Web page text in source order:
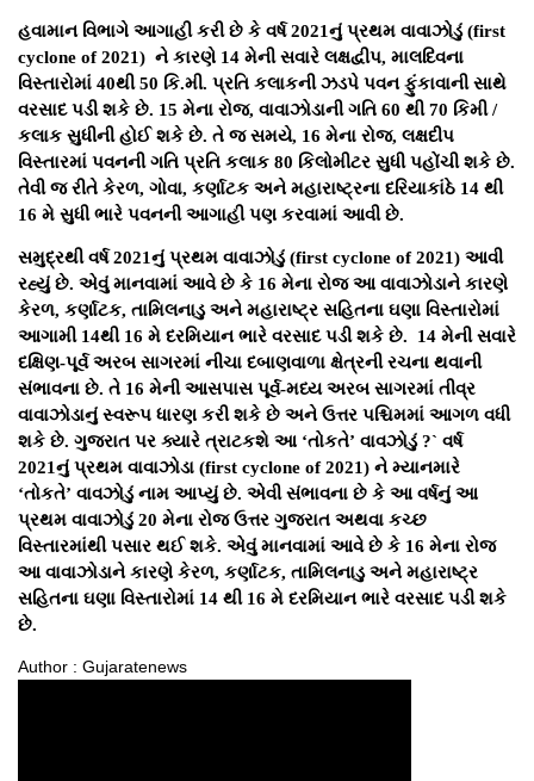
હવામાન વિભાગે આગાહી કરી છે કે વર્ષ 2021નું પ્રથમ વાવાઝોડું (first
cyclone of 2021) ને કારણે 14 મેની સવારે લક્ષદ્વીપ, માલદિવના
વિસ્તારોમાં 40થી 50 કિ.મી. પ્રતિ કલાકની ઝડપે પવન ફુંકાવાની સાથે
વરસાદ પડી શકે છે. 15 મેના રોજ, વાવાઝોડાની ગતિ 60 થી 70 કિમી /
કલાક સુધીની હોઈ શકે છે. તે જ સમયે, 16 મેના રોજ, લક્ષદીપ
વિસ્તારમાં પવનની ગતિ પ્રતિ કલાક 80 કિલોમીટર સુધી પહોંચી શકે છે.
તેવી જ રીતે કેરળ, ગોવા, કર્ણાટક અને મહારાષ્ટ્રના દરિયાકાંઠે 14 થી
16 મે સુધી ભારે પવનની આગાહી પણ કરવામાં આવી છે.
સમુદ્રથી વર્ષ 2021નું પ્રથમ વાવાઝોડું (first cyclone of 2021) આવી
રહ્યું છે. એવું માનવામાં આવે છે કે 16 મેના રોજ આ વાવાઝોડાને કારણે
કેરળ, કર્ણાટક, તામિલનાડુ અને મહારાષ્ટ્ર સહિતના ઘણા વિસ્તારોમાં
આગામી 14થી 16 મે દરમિયાન ભારે વરસાદ પડી શકે છે. 14 મેની સવારે
દક્ષિણ-પૂર્વ અરબ સાગરમાં નીચા દબાણવાળા ક્ષેત્રની રચના થવાની
સંભાવના છે. તે 16 મેની આસપાસ પૂર્વ-મધ્ય અરબ સાગરમાં તીવ્ર
વાવાઝોડાનું સ્વરૂપ ધારણ કરી શકે છે અને ઉત્તર પશ્ચિમમાં આગળ વધી
શકે છે. ગુજરાત પર ક્યારે ત્રાટકશે આ ‘તોકતે’ વાવઝોડું ?` વર્ષ
2021નું પ્રથમ વાવાઝોડા (first cyclone of 2021) ને મ્યાનમારે
‘તોકતે’ વાવઝોડું નામ આપ્યું છે. એવી સંભાવના છે કે આ વર્ષનું આ
પ્રથમ વાવાઝોડું 20 મેના રોજ ઉત્તર ગુજરાત અથવા કચ્છ
વિસ્તારમાંથી પસાર થઈ શકે. એવું માનવામાં આવે છે કે 16 મેના રોજ
આ વાવાઝોડાને કારણે કેરળ, કર્ણાટક, તામિલનાડુ અને મહારાષ્ટ્ર
સહિતના ઘણા વિસ્તારોમાં 14 થી 16 મે દરમિયાન ભારે વરસાદ પડી શકે
છે.
Author : Gujaratenews